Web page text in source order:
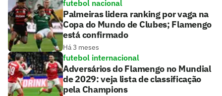
futebol nacional
Palmeiras lidera ranking por vaga na
Copa do Mundo de Clubes; Flamengo
está confirmado
Há 3 meses
futebol internacional
Adversários do Flamengo no Mundial
de 2029: veja lista de classificação
pela Champions